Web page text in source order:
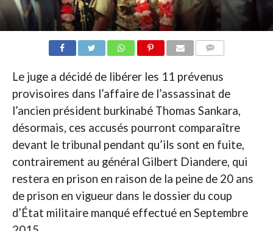
Le juge a décidé de libérer les 11 prévenus
provisoires dans l’affaire de l’assassinat de
l’ancien président burkinabé Thomas Sankara,
désormais, ces accusés pourront comparaître
devant le tribunal pendant qu’ils sont en fuite,
contrairement au général Gilbert Diandere, qui
restera en prison en raison de la peine de 20 ans
de prison en vigueur dans le dossier du coup
d’État militaire manqué effectué en Septembre